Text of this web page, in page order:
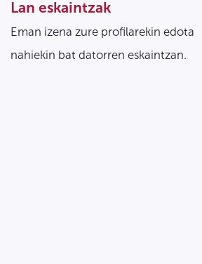
Lan eskaintzak
Eman izena zure profilarekin edota
nahiekin bat datorren eskaintzan.